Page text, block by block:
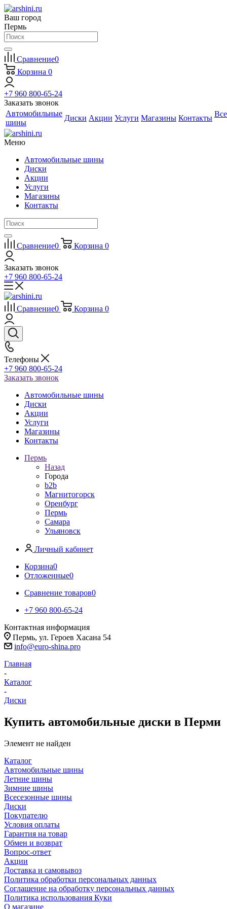
Ваш город
Пермь
Сравнение0
Корзина 0
+7 960 800-65-24
Заказать звонок
Автомобильные
шины
Диски Акции Услуги Магазины Контакты Все
Меню
Автомобильные шины
Диски
Акции
Услуги
Магазины
Контакты
Сравнение0 Корзина 0
Заказать звонок
+7 960 800-65-24
Сравнение0 Корзина 0
Телефоны
+7 960 800-65-24
Заказать звонок
Автомобильные шины
Диски
Акции
Услуги
Магазины
Контакты
Пермь
Назад
Города
b2b
Магнитогорск
Оренбург
Пермь
Самара
Ульяновск
Личный кабинет
Корзина0
Отложенные0
Сравнение товаров0
+7 960 800-65-24
Контактная информация
Пермь, ул. Героев Хасана 54
info@euro-shina.pro
Главная
-
Каталог
-
Диски
Купить автомобильные диски в Перми
Элемент не найден
Каталог
Автомобильные шины
Летние шины
Зимние шины
Всесезонные шины
Диски
Покупателю
Условия оплаты
Гарантия на товар
Обмен и возврат
Вопрос-ответ
Акции
Доставка и самовывоз
Политика обработки персональных данных
Соглашение на обработку персональных данных
Политика использования Куки
О магазине